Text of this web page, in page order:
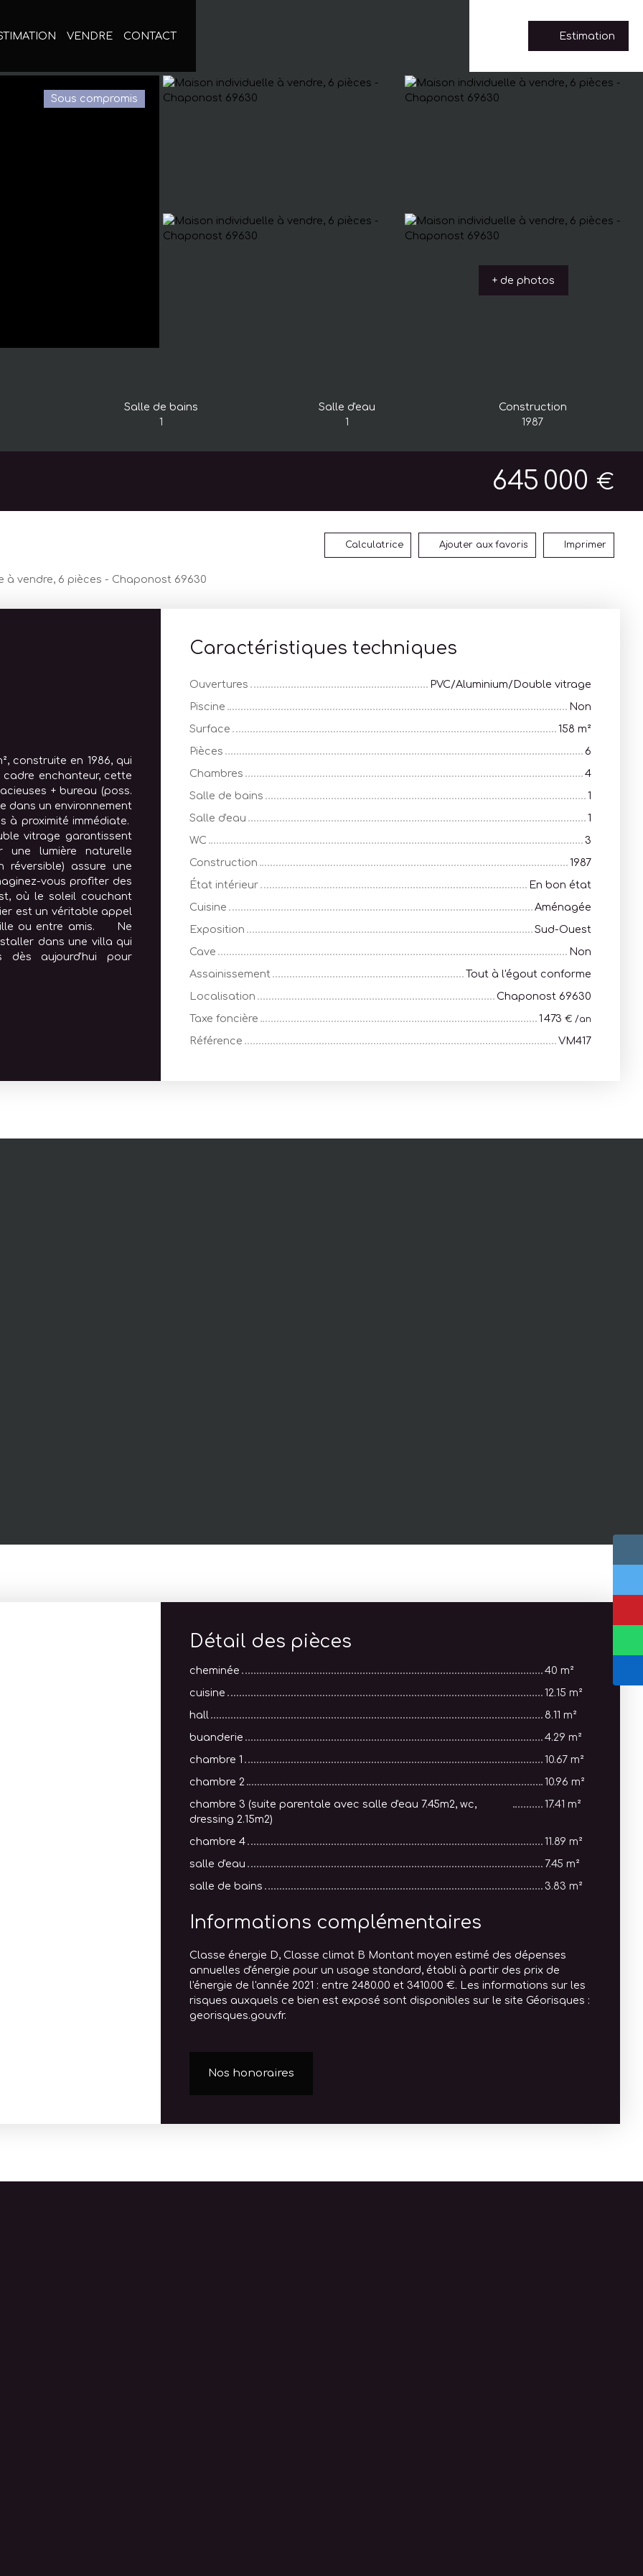
VENDRE CONTACT Estimation
Sous compromis
+ de photos
Salle de bains
1
Salle d'eau
1
Construction
1987
645 000 €
Calculatrice Ajouter aux favoris Imprimer
à vendre, 6 pièces - Chaponost 69630
en 1986, qui
enchanteur, cette
+ bureau (poss.
dans un environnement
à proximité immédiate.
vitrage garantissent
lumière naturelle
réversible) assure une
vous profiter des
où le soleil couchant
est un véritable appel
ou entre amis. Ne
dans une villa qui
dès aujourd'hui pour
Caractéristiques techniques
Ouvertures
PVC/Aluminium/Double vitrage
Piscine
Non
Surface
158 m²
Pièces
6
Chambres
4
Salle de bains
1
Salle d'eau
1
WC
3
Construction
1987
État intérieur
En bon état
Cuisine
Aménagée
Exposition
Sud-Ouest
Cave
Non
Assainissement
Tout à l'égout conforme
Localisation
Chaponost 69630
Taxe foncière
1 473 € /an
Référence VM417
Détail des pièces
cheminée
40 m²
cuisine
12.15 m²
hall
8.11 m²
buanderie
4.29 m²
chambre 1
10.67 m²
chambre 2
10.96 m²
chambre 3 (suite parentale avec salle d'eau 7.45m2, wc,
dressing 2.15m2)
17.41 m²
chambre 4
11.89 m²
salle d'eau
7.45 m²
salle de bains
3.83 m²
Informations complémentaires
Classe énergie D, Classe climat B Montant moyen estimé des dépenses
annuelles d'énergie pour un usage standard, établi à partir des prix de
l'énergie de l'année 2021 : entre 2480.00 et 3410.00 €. Les informations sur les
risques auxquels ce bien est exposé sont disponibles sur le site Géorisques :
georisques.gouv.fr.
Nos honoraires